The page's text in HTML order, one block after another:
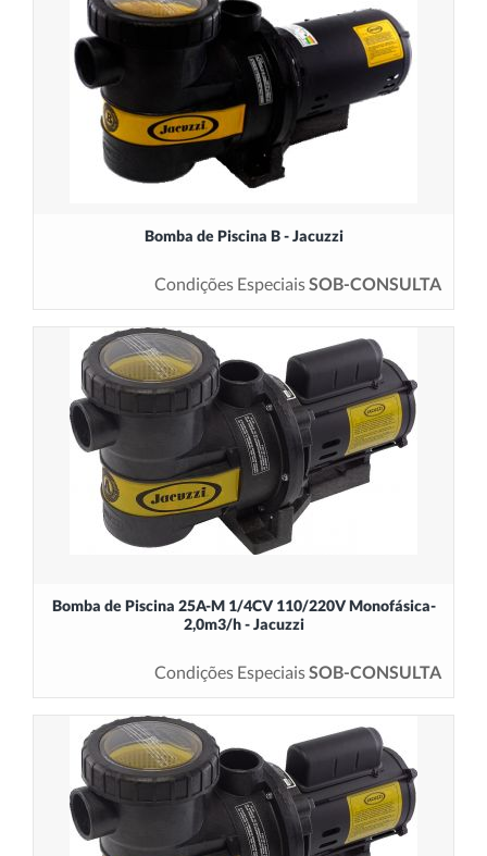
Bomba de Piscina B - Jacuzzi
Condições EspeciaisSOB-CONSULTA
Bomba de Piscina 25A-M 1/4CV 110/220V Monofásica-
2,0m3/h - Jacuzzi
Condições EspeciaisSOB-CONSULTA